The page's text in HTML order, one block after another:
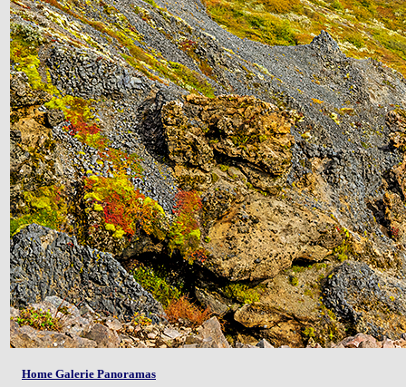
Home Galerie Panoramas